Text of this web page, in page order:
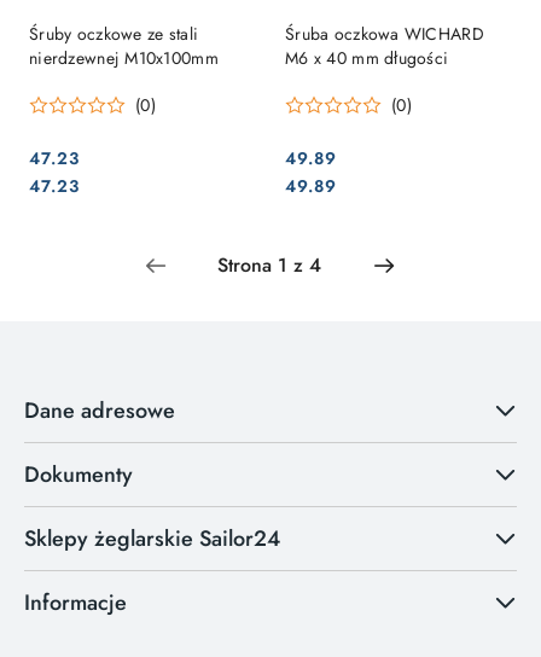
Śruby oczkowe ze stali
nierdzewnej M10x100mm
(0)
Cena:
47.23
Cena:
47.23
Śruba oczkowa WICHARD
M6 x 40 mm długości
(0)
Cena:
49.89
Cena:
49.89
Dane adresowe
Dokumenty
Sklepy żeglarskie Sailor24
Informacje